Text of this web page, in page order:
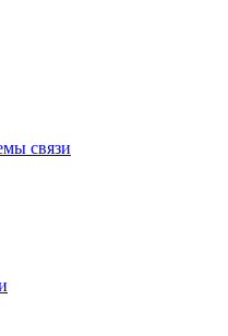
связи